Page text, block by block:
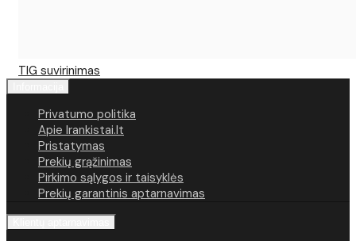
TIG suvirinimas
Privatumo politika
Apie Irankistai.lt
Pristatymas
Prekių grąžinimas
Pirkimo sąlygos ir taisyklės
Prekių garantinis aptarnavimas